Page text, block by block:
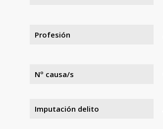
Profesión
Nº causa/s
Imputación delito